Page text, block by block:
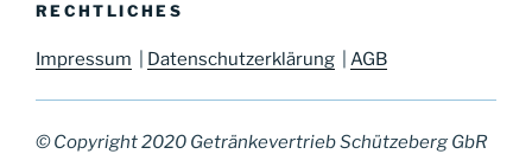
RECHTLICHES
Impressum Datenschutzerklärung AGB
© Copyright 2020 Getränkevertrieb Schützeberg GbR